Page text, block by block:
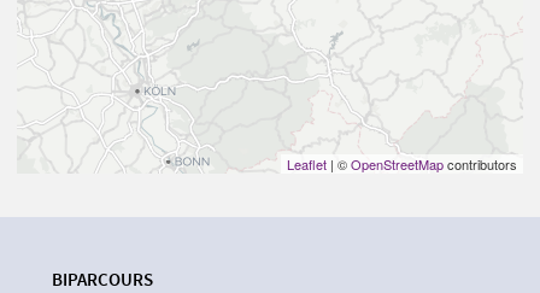
Leaflet | ©OpenStreetMapcontributors
BIPARCOURS